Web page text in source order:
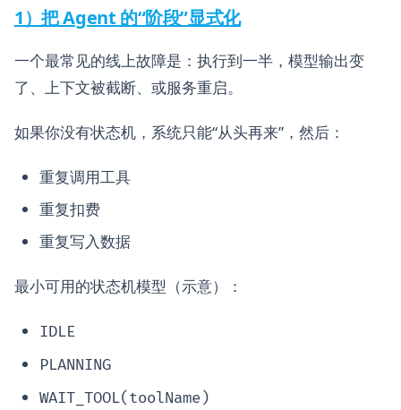
1）把 Agent 的“阶段”显式化
一个最常见的线上故障是：执行到一半，模型输出变
了、上下文被截断、或服务重启。
如果你没有状态机，系统只能“从头再来”，然后：
重复调用工具
重复扣费
重复写入数据
最小可用的状态机模型（示意）：
IDLE
PLANNING
WAIT_TOOL(toolName)